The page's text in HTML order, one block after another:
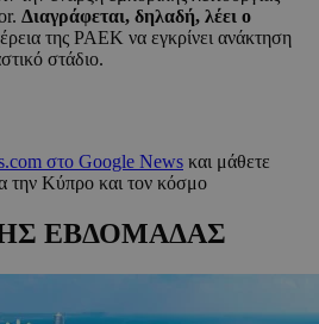
Διαγράφεται, δηλαδή, λέει ο
της ΡΑΕΚ να εγκρίνει ανάκτηση
στάδιο.
στο Google News και μάθετε
την Κύπρο και τον κόσμο
ΕΒΔΟΜΑΔΑΣ